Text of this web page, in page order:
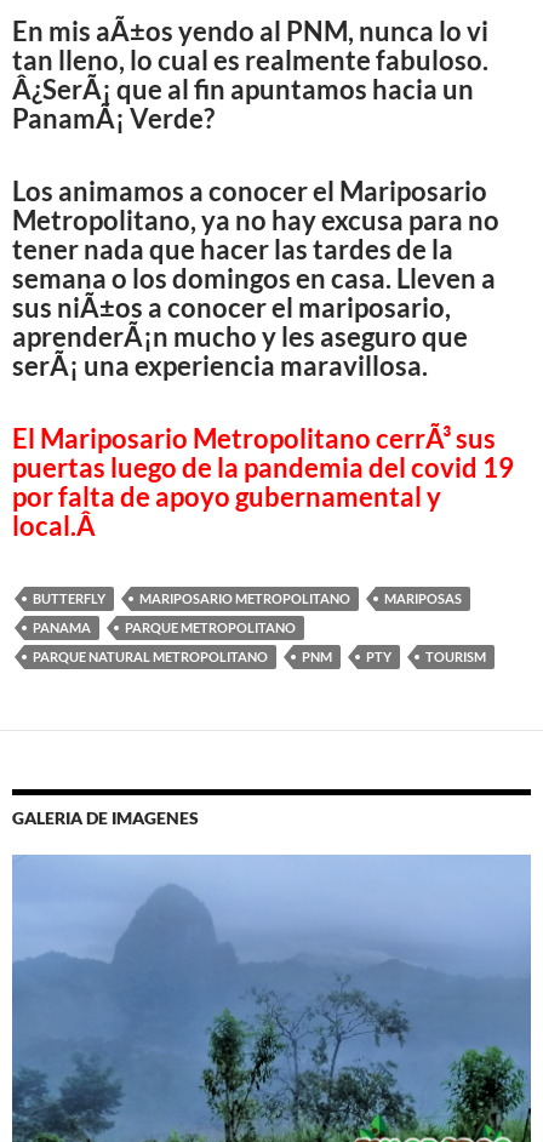
En mis aÃ±os yendo al PNM, nunca lo vi
tan lleno, lo cual es realmente fabuloso.
Â¿SerÃ¡ que al fin apuntamos hacia un
PanamÃ¡ Verde?
Los animamos a conocer el Mariposario
Metropolitano, ya no hay excusa para no
tener nada que hacer las tardes de la
semana o los domingos en casa. Lleven a
sus niÃ±os a conocer el mariposario,
aprenderÃ¡n mucho y les aseguro que
serÃ¡ una experiencia maravillosa.
El Mariposario Metropolitano cerrÃ³ sus
puertas luego de la pandemia del covid 19
por falta de apoyo gubernamental y
local.Â
BUTTERFLY MARIPOSARIO METROPOLITANO
MARIPOSAS
PANAMA
PARQUE METROPOLITANO
PARQUE NATURAL METROPOLITANO
PNM PTY TOURISM
GALERIA DE IMAGENES